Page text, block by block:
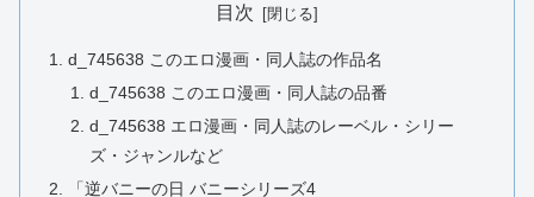
目次
d_745638 このエロ漫画・同人誌の作品名
d_745638 このエロ漫画・同人誌の品番
d_745638 エロ漫画・同人誌のレーベル・シリー
ズ・ジャンルなど
「逆バニーの日 バニーシリーズ4